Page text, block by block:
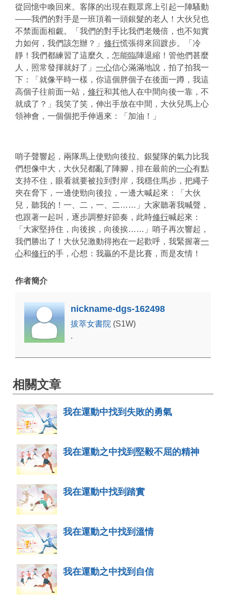
從回憶中喚回來。客隊的出現在觀眾席上引起一陣騷動
——我們的對手是一班頂着一頭銀髮的老人！大伙兒也
不禁面面相覷。「我們的對手比我們老幾倍，也不知實
力如何，我們該怎辦？」 修行慌張得來回踱步。「冷
靜！我們都練習了這麼久，怎能臨陣退縮！管他們甚麼
人，照常發揮就好了」 一心信心滿滿地說，拍了拍我一
下：「就像平時一樣，你這個胖個子在後面一蹲，我這
高個子往前面一站， 修行和其他人在中間向後一靠，不
就成了？」我笑了笑，伸出手放在中間，大伙兒馬上心
領神會，一個個把手伸過來：「加油！」
哨子聲響起，兩隊馬上使勁向後拉。銀髮隊的氣力比我
們想像中大，大伙兒都亂了陣腳，排在最前的一心有點
支持不住，眼看就要被拉到對岸，我穩住馬步，把繩子
夾在脅下，一邊使勁向後拉，一邊大喊起來：「大伙
兒，聽我的！一、二，一、二……」大家聽著我喊聲，
也跟著一起叫，逐步調整好節奏，此時修行喊起來：
「大家堅持住，向後挨，向後挨……」哨子再次響起，
我們勝出了！大伙兒激動得抱在一起歡呼，我緊握著一
心和修行的手，心想：我贏的不是比賽，而是友情！
作者簡介
nickname-dgs-162498
拔萃女書院 (S1W)
.
相關文章
我在運動中找到失敗的勇氣
我在運動之中找到堅毅不屈的精神
我在運動中找到踏實
我在運動之中找到溫情
我在運動之中找到自信